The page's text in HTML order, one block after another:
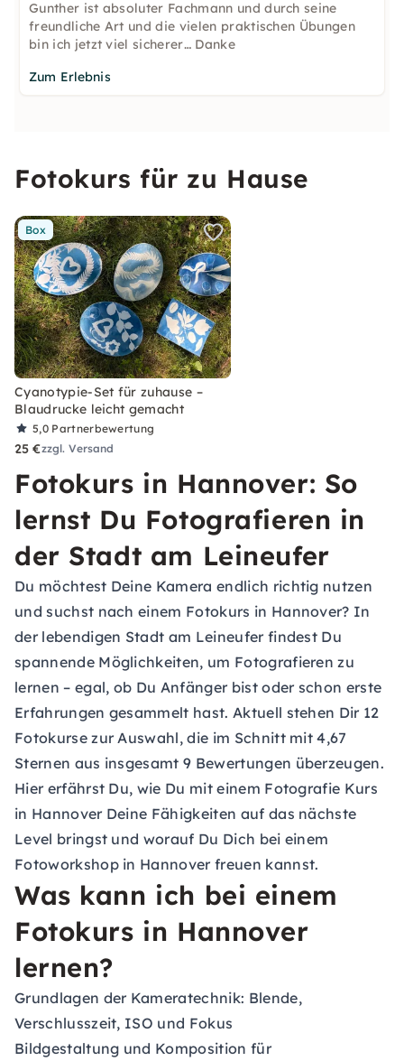
Gunther ist absoluter Fachmann und durch seine
freundliche Art und die vielen praktischen Übungen
bin ich jetzt viel sicherer… Danke
Zum Erlebnis
Fotokurs für zu Hause
Box
Cyanotypie-Set für zuhause –
Blaudrucke leicht gemacht
5,0 Partnerbewertung
25 €zzgl. Versand
Fotokurs in Hannover: So
lernst Du Fotografieren in
der Stadt am Leineufer
Du möchtest Deine Kamera endlich richtig nutzen
und suchst nach einem Fotokurs in Hannover? In
der lebendigen Stadt am Leineufer findest Du
spannende Möglichkeiten, um Fotografieren zu
lernen – egal, ob Du Anfänger bist oder schon erste
Erfahrungen gesammelt hast. Aktuell stehen Dir 12
Fotokurse zur Auswahl, die im Schnitt mit 4,67
Sternen aus insgesamt 9 Bewertungen überzeugen.
Hier erfährst Du, wie Du mit einem Fotografie Kurs
in Hannover Deine Fähigkeiten auf das nächste
Level bringst und worauf Du Dich bei einem
Fotoworkshop in Hannover freuen kannst.
Was kann ich bei einem
Fotokurs in Hannover
lernen?
Grundlagen der Kameratechnik: Blende,
Verschlusszeit, ISO und Fokus
Bildgestaltung und Komposition für